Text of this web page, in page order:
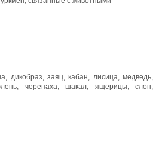
дикобраз, заяц, кабан, лисица, медведь,
черепаха, шакал, ящерицы; слон,